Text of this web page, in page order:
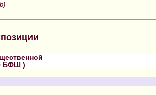
БФШ )